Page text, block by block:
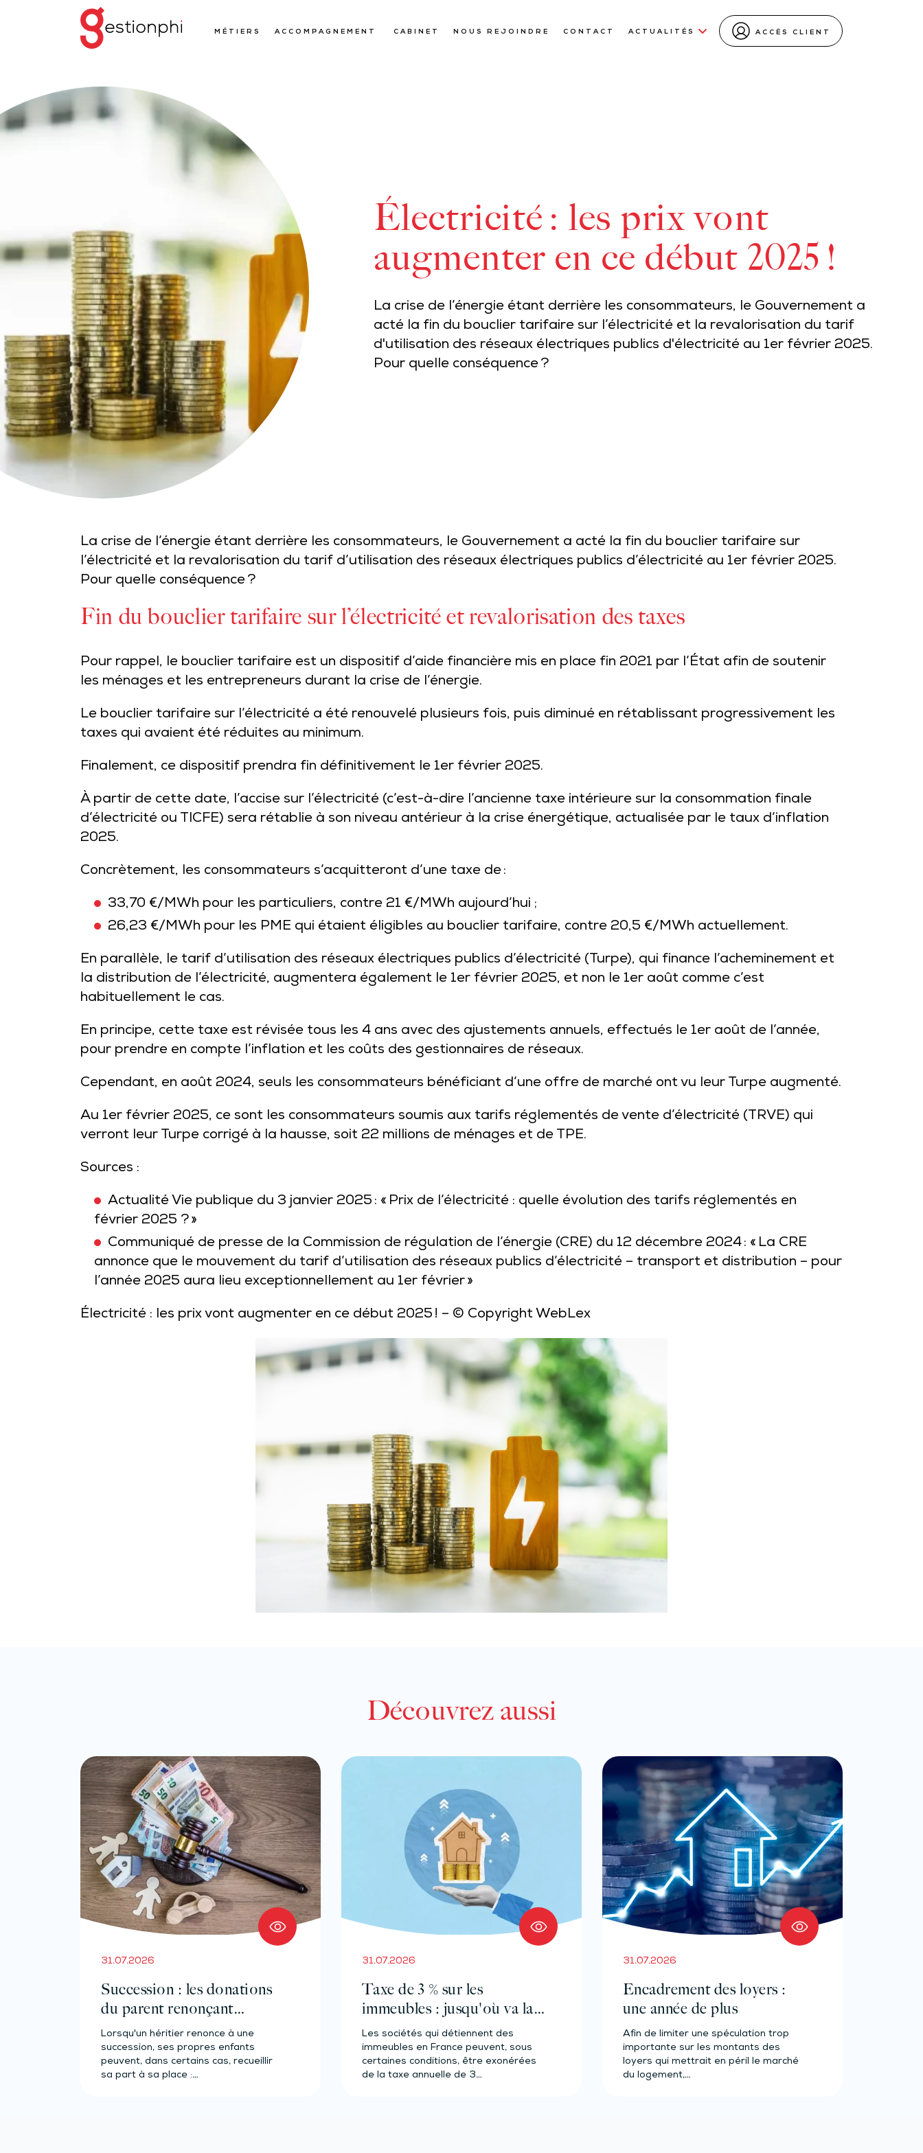
MÉTIERS ACCOMPAGNEMENT CABINET NOUS REJOINDRE CONTACT ACTUALITÉS ACCÈS CLIENT
Électricité : les prix vont
augmenter en ce début 2025 !
La crise de l’énergie étant derrière les consommateurs, le Gouvernement a
acté la fin du bouclier tarifaire sur l’électricité et la revalorisation du tarif
d'utilisation des réseaux électriques publics d'électricité au 1er février 2025.
Pour quelle conséquence ?
La crise de l’énergie étant derrière les consommateurs, le Gouvernement a acté la fin du bouclier tarifaire sur
l’électricité et la revalorisation du tarif d’utilisation des réseaux électriques publics d’électricité au 1er février 2025.
Pour quelle conséquence ?
Fin du bouclier tarifaire sur l’électricité et revalorisation des taxes
Pour rappel, le bouclier tarifaire est un dispositif d’aide financière mis en place fin 2021 par l’État afin de soutenir
les ménages et les entrepreneurs durant la crise de l’énergie.
Le bouclier tarifaire sur l’électricité a été renouvelé plusieurs fois, puis diminué en rétablissant progressivement les
taxes qui avaient été réduites au minimum.
Finalement, ce dispositif prendra fin définitivement le 1er février 2025.
À partir de cette date, l’accise sur l’électricité (c’est-à-dire l’ancienne taxe intérieure sur la consommation finale
d’électricité ou TICFE) sera rétablie à son niveau antérieur à la crise énergétique, actualisée par le taux d’inflation
2025.
Concrètement, les consommateurs s’acquitteront d’une taxe de :
33,70 €/MWh pour les particuliers, contre 21 €/MWh aujourd’hui ;
26,23 €/MWh pour les PME qui étaient éligibles au bouclier tarifaire, contre 20,5 €/MWh actuellement.
En parallèle, le tarif d’utilisation des réseaux électriques publics d’électricité (Turpe), qui finance l’acheminement et
la distribution de l’électricité, augmentera également le 1er février 2025, et non le 1er août comme c’est
habituellement le cas.
En principe, cette taxe est révisée tous les 4 ans avec des ajustements annuels, effectués le 1er août de l’année,
pour prendre en compte l’inflation et les coûts des gestionnaires de réseaux.
Cependant, en août 2024, seuls les consommateurs bénéficiant d’une offre de marché ont vu leur Turpe augmenté.
Au 1er février 2025, ce sont les consommateurs soumis aux tarifs réglementés de vente d’électricité (TRVE) qui
verront leur Turpe corrigé à la hausse, soit 22 millions de ménages et de TPE.
Sources :
Actualité Vie publique du 3 janvier 2025 : « Prix de l’électricité : quelle évolution des tarifs réglementés en
février 2025 ? »
Communiqué de presse de la Commission de régulation de l’énergie (CRE) du 12 décembre 2024 : « La CRE
annonce que le mouvement du tarif d’utilisation des réseaux publics d’électricité – transport et distribution – pour
l’année 2025 aura lieu exceptionnellement au 1er février »
Électricité : les prix vont augmenter en ce début 2025 ! – © Copyright WebLex
Découvrez aussi
31.07.2026
Succession : les donations
du parent renonçant
comptent-elles ?
Lorsqu'un héritier renonce à une
succession, ses propres enfants
peuvent, dans certains cas, recueillir
sa part à sa place :…
31.07.2026
Taxe de 3 % sur les
immeubles : jusqu'où va la
tolérance de
l'administration ?
Les sociétés qui détiennent des
immeubles en France peuvent, sous
certaines conditions, être exonérées
de la taxe annuelle de 3…
31.07.2026
Encadrement des loyers :
une année de plus
Afin de limiter une spéculation trop
importante sur les montants des
loyers qui mettrait en péril le marché
du logement,…